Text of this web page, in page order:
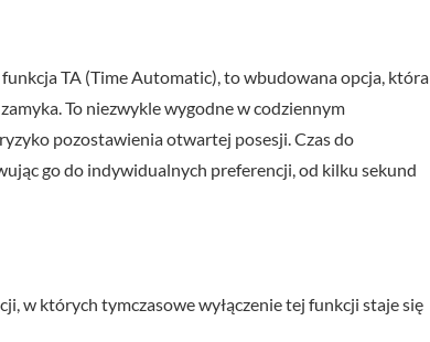
TA (Time Automatic), to wbudowana opcja, która
To niezwykle wygodne w codziennym
pozostawienia otwartej posesji. Czas do
go do indywidualnych preferencji, od kilku sekund
w których tymczasowe wyłączenie tej funkcji staje się